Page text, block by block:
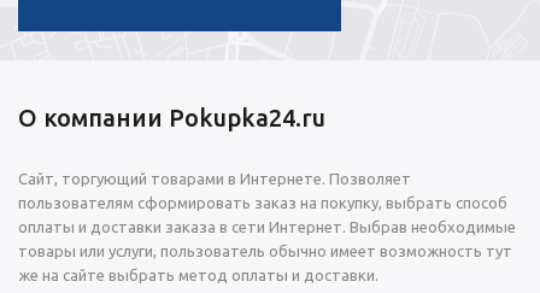
О компании Pokupka24.ru
Сайт, торгующий товарами в Интернете. Позволяет
пользователям сформировать заказ на покупку, выбрать способ
оплаты и доставки заказа в сети Интернет. Выбрав необходимые
товары или услуги, пользователь обычно имеет возможность тут
же на сайте выбрать метод оплаты и доставки.